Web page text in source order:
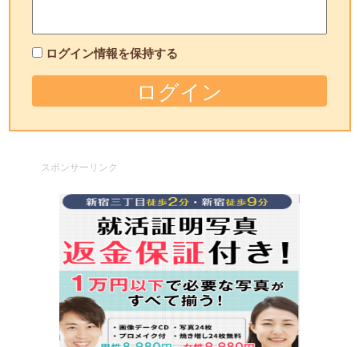
ログイン情報を保持する
スポンサーリンク